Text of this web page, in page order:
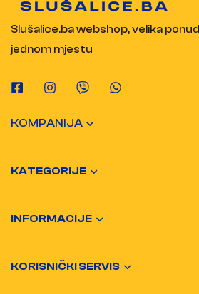
Slušalice.ba webshop, velika
jednom mjestu
KOMPANIJA
KATEGORIJE
INFORMACIJE
KORISNIČKI SERVIS